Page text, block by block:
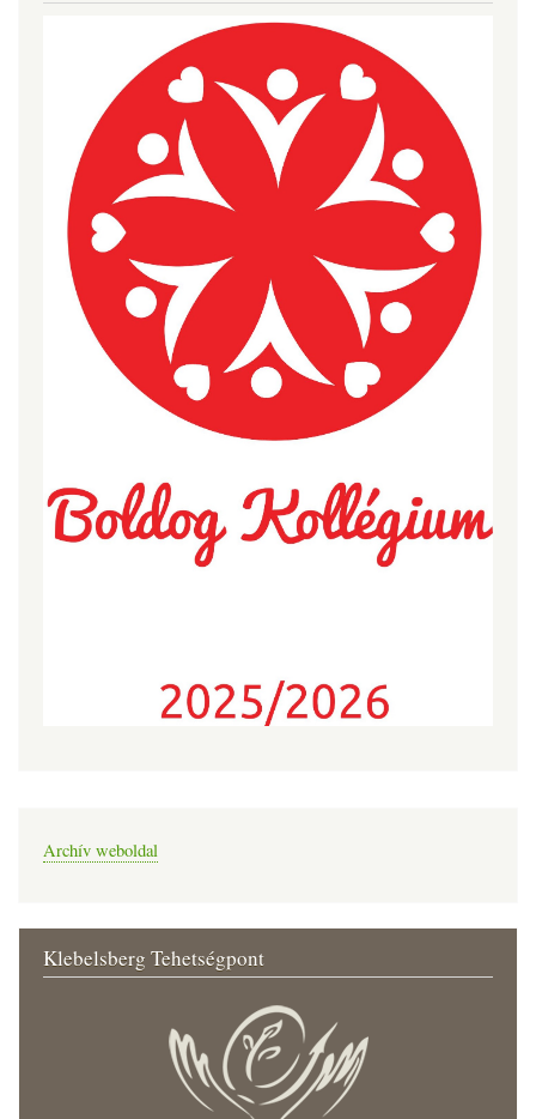
Archív weboldal
Klebelsberg Tehetségpont